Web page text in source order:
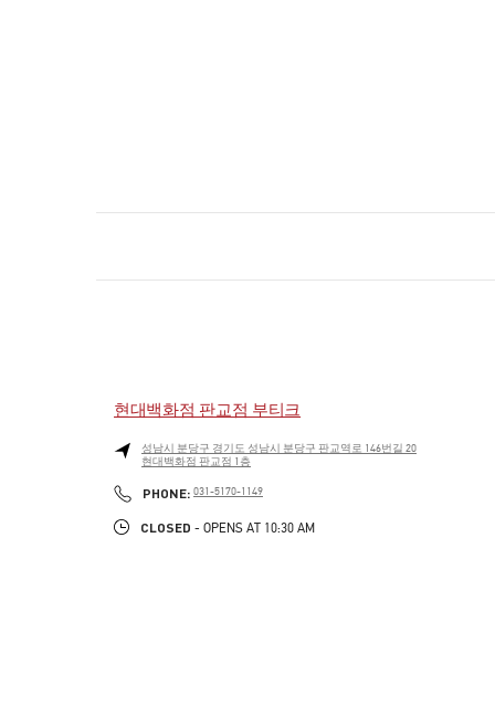
현대백화점 판교점 부티크
성남시 분당구 경기도 성남시 분당구 판교역로 146번길 20
현대백화점 판교점 1층
PHONE: PHONE
031-5170-1149
CLOSED - OPENS AT 10:30 AM